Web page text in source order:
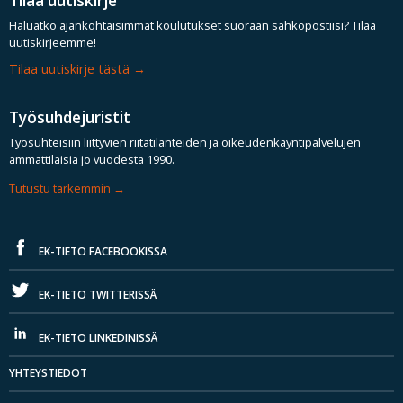
Haluatko ajankohtaisimmat koulutukset suoraan sähköpostiisi? Tilaa
uutiskirjeemme!
Tilaa uutiskirje tästä
Työsuhdejuristit
Työsuhteisiin liittyvien riitatilanteiden ja oikeudenkäyntipalvelujen
ammattilaisia jo vuodesta 1990.
Tutustu tarkemmin
EK-TIETO FACEBOOKISSA
EK-TIETO TWITTERISSÄ
EK-TIETO LINKEDINISSÄ
YHTEYSTIEDOT